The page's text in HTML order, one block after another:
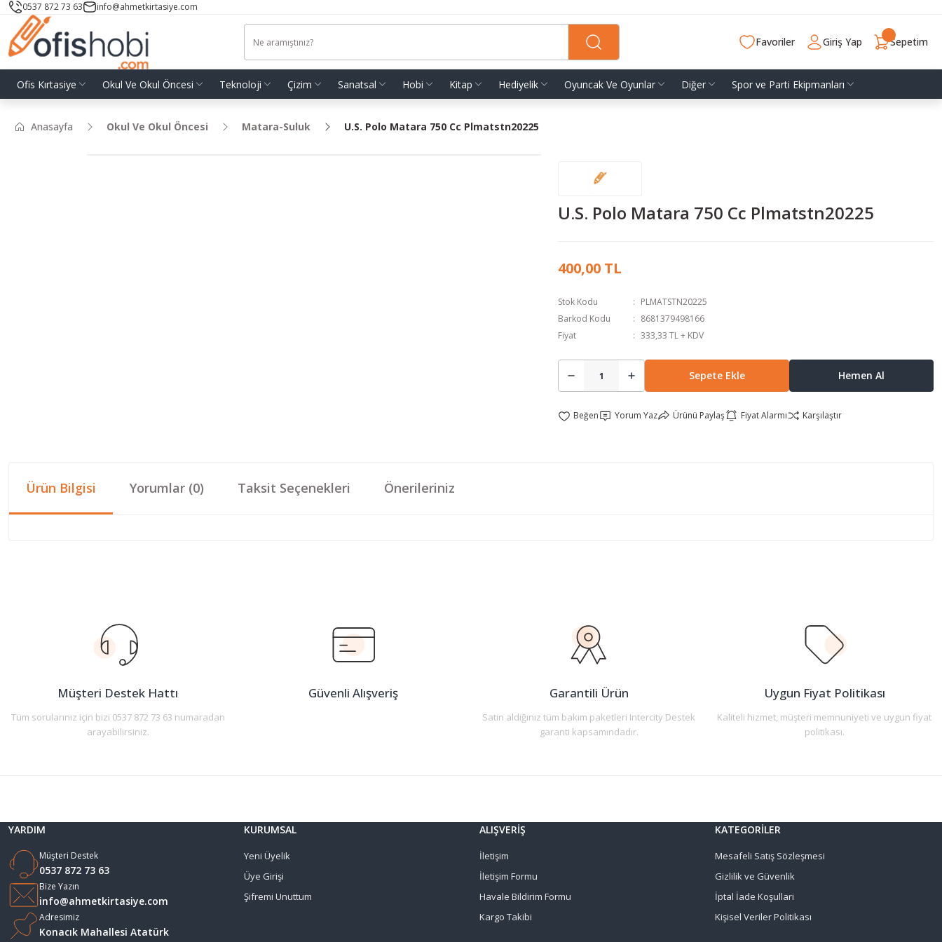
0537 872 73 63 info@ahmetkirtasiye.com
Favoriler Giriş Yap Sepetim
Ofis Kırtasiye Okul Ve Okul Öncesi Teknoloji Çizim Sanatsal Hobi Kitap Hediyelik Oyuncak Ve Oyunlar Diğer Spor ve Parti Ekipmanları
Anasayfa Okul Ve Okul Öncesi Matara-Suluk U.S. Polo Matara 750 Cc Plmatstn20225
U.S. Polo Matara 750 Cc Plmatstn20225
400,00 TL
Stok Kodu
PLMATSTN20225
Barkod Kodu
8681379498166
Fiyat
333,33 TL + KDV
Sepete Ekle Hemen Al
Yorum Yaz Ürünü Paylaş Fiyat Alarmı Karşılaştır
Ürün Bilgisi Yorumlar (0) Taksit Seçenekleri Önerileriniz
Ürün açıklamasında eksik bilgiler bulunuyor.
Ürün bilgilerinde hatalar bulunuyor.
Bu ürüne benzer farklı alternatifler olmalı.
Müşteri Destek Hattı
Tüm sorularınız için bizi 0537 872 73 63 numaradan
arayabilirsiniz.
Güvenli Alışveriş Garantili Ürün
Satın aldığınız tüm bakım paketleri Intercity Destek
garanti kapsamındadır.
Uygun Fiyat Politikası
Kaliteli hizmet, müşteri memnuniyeti ve uygun fiyat
politikası.
YARDIM
Müşteri Destek
0537 872 73 63
Bize Yazın
info@ahmetkirtasiye.com
Adresimiz
Konacık Mahallesi Atatürk
KURUMSAL
Yeni Üyelik
Üye Girişi
Şifremi Unuttum
ALIŞVERİŞ
İletişim
İletişim Formu
Havale Bildirim Formu
Kargo Takibi
KATEGORİLER
Mesafeli Satış Sözleşmesi
Gizlilik ve Güvenlik
İptal İade Koşullari
Kişisel Veriler Politikası